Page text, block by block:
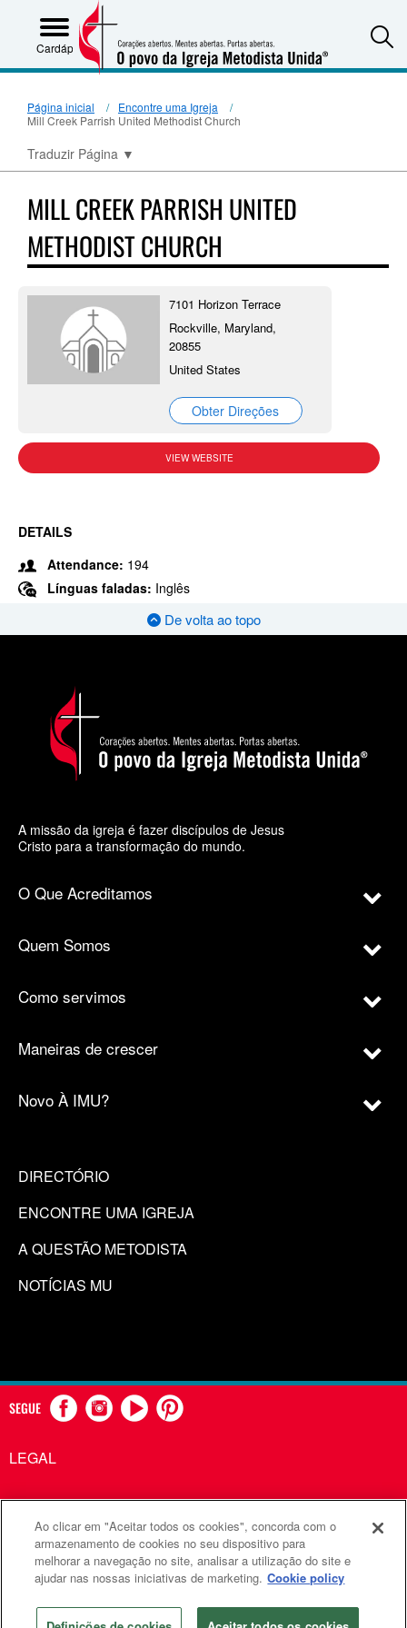
Cardápio
Página inicial
Encontre uma Igreja
Mill Creek Parrish United Methodist Church
Traduzir Página ▼
MILL CREEK PARRISH UNITED
METHODIST CHURCH
7101 Horizon Terrace
Rockville, Maryland,
20855
United States
Obter Direções
VIEW WEBSITE
DETAILS
Attendance: 194
Línguas faladas: Inglês
De volta ao topo
A missão da igreja é fazer discípulos de Jesus
Cristo para a transformação do mundo.
O Que Acreditamos
Quem Somos
Como servimos
Maneiras de crescer
Novo À IMU?
DIRECTÓRIO
ENCONTRE UMA IGREJA
A QUESTÃO METODISTA
NOTÍCIAS MU
SEGUE
LEGAL
Comunicações Metodistas Unidas é uma agência da Igreja
Metodista Unida
©2026 Comunicações Metodistas Unidas. Todos os direitos
reservados
Ao clicar em "Aceitar todos os cookies", concorda com o
armazenamento de cookies no seu dispositivo para
melhorar a navegação no site, analisar a utilização do site e
ajudar nas nossas iniciativas de marketing. Cookie policy